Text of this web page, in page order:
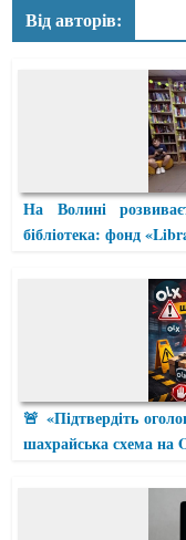
Від авторів:
На Волині
бібліотека: фонд
🚨 «Підтвердіть
шахрайська схема на